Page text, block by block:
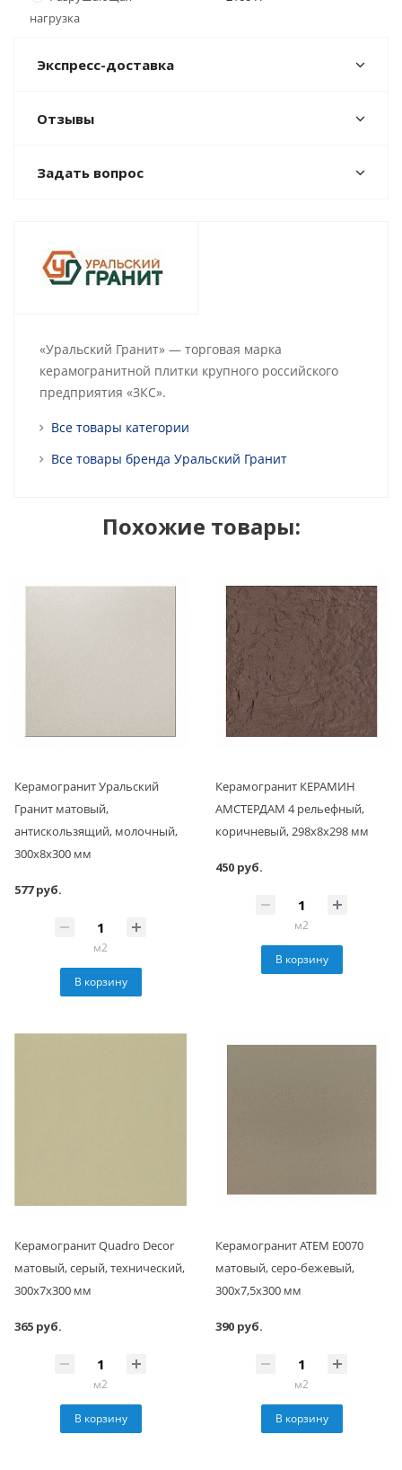
нагрузка
Экспресс-доставка
Отзывы
Задать вопрос
«Уральский Гранит» — торговая марка
керамогранитной плитки крупного российского
предприятия «ЗКС».
Все товары категории
Все товары бренда Уральский Гранит
Похожие товары:
Керамогранит Уральский
Гранит матовый,
антискользящий, молочный,
300x8x300 мм
577 руб.
м2
В корзину
Керамогранит КЕРАМИН
АМСТЕРДАМ 4 рельефный,
коричневый, 298x8x298 мм
450 руб.
м2
В корзину
Керамогранит Quadro Decor
матовый, серый, технический,
300x7x300 мм
365 руб.
м2
В корзину
Керамогранит АТЕМ Е0070
матовый, серо-бежевый,
300x7,5x300 мм
390 руб.
м2
В корзину